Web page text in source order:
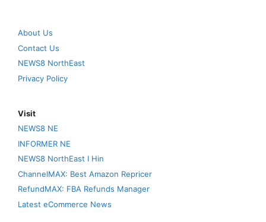
About Us
Contact Us
NEWS8 NorthEast
Privacy Policy
Visit
NEWS8 NE
INFORMER NE
NEWS8 NorthEast I Hin
ChannelMAX: Best Amazon Repricer
RefundMAX: FBA Refunds Manager
Latest eCommerce News